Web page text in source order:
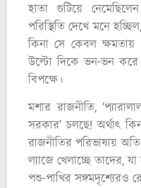
হাতা গুটিয়ে
পরিস্থিতি দেখে মনে
কিনা সে কেবল ক্ষমতায়
উল্টো দিকে ভন-ভন করে
বিপক্ষে।
মশার রাজনীতি,
সরকার’ চলছে! অর্থাৎ
রাজনীতির পরিভাষায় অতি
ল্যাজে খেলাচ্ছে তাদের,
পশু-পাখির সঙ্গমদৃশ্যেরও